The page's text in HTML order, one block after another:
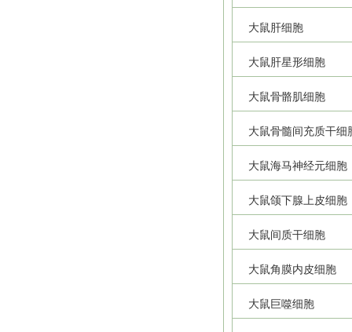
大鼠肝细胞
大鼠肝星形细胞
大鼠骨骼肌细胞
大鼠骨髓间充质干细
大鼠海马神经元细胞
大鼠颌下腺上皮细胞
大鼠间质干细胞
大鼠角膜内皮细胞
大鼠巨噬细胞